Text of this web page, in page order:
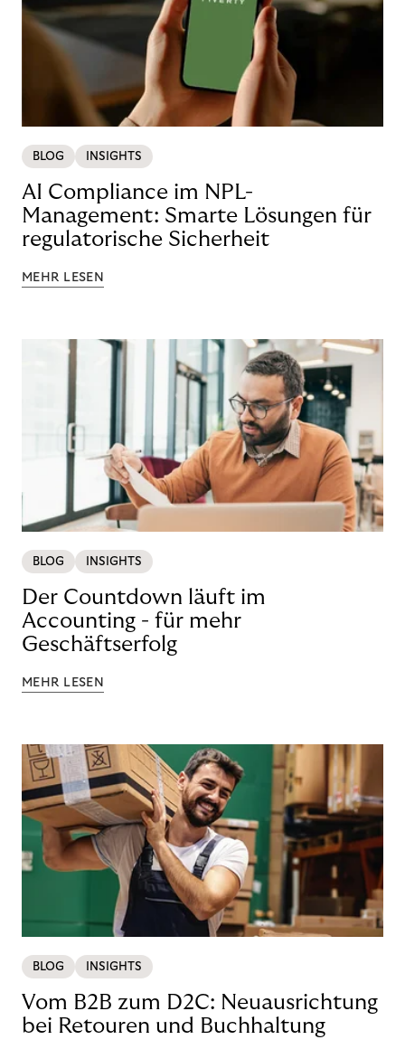
BLOG INSIGHTS
AI Compliance im NPL-
Management: Smarte Lösungen für
regulatorische Sicherheit
MEHR LESEN
BLOG INSIGHTS
Der Countdown läuft im
Accounting - für mehr
Geschäftserfolg
MEHR LESEN
BLOG INSIGHTS
Vom B2B zum D2C: Neuausrichtung
bei Retouren und Buchhaltung